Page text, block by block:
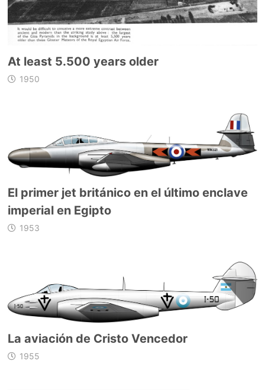
At least 5.500 years older
1950
El primer jet británico en el último enclave
imperial en Egipto
1953
La aviación de Cristo Vencedor
1955